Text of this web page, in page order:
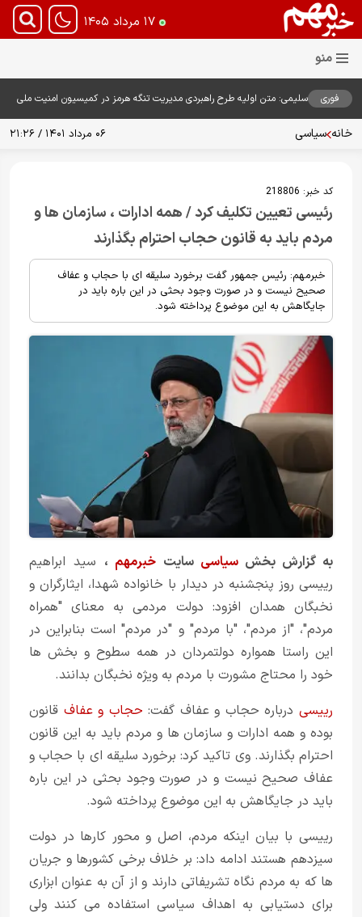
۱۷ مرداد ۱۴۰۵
فوری
سلیمی: متن اولیه طرح راهبردی مدیریت تنگه هرمز در کمیسیون امنیت ملی
خانه سیاسی ۰۶ مرداد ۱۴۰۱ / ۲۱:۲۶
کد خبر: 218806
رئیسی تعیین تکلیف کرد / همه ادارات ، سازمان ها و
مردم باید به قانون حجاب احترام بگذارند
خبرمهم: رئیس جمهور گفت برخورد سلیقه ای با حجاب و عفاف
صحیح نیست و در صورت وجود بحثی در این باره باید در
جایگاهش به این موضوع پرداخته شود.
به گزارش بخشسیاسی سایت خبرمهم ، سید ابراهیم
رییسی روز پنجشنبه در دیدار با خانواده شهدا، ایثارگران و
نخبگان همدان افزود: دولت مردمی به معنای "همراه
مردم"، "از مردم"، "با مردم" و "در مردم" است بنابراین در
این راستا همواره دولتمردان در همه سطوح و بخش ها
خود را محتاج مشورت با مردم به ویژه نخبگان بدانند.
رییسیدرباره حجاب و عفاف گفت: حجاب و عفاف قانون
بوده و همه ادارات و سازمان ها و مردم باید به این قانون
احترام بگذارند. وی تاکید کرد: برخورد سلیقه ای با حجاب و
عفاف صحیح نیست و در صورت وجود بحثی در این باره
باید در جایگاهش به این موضوع پرداخته شود.
رییسی با بیان اینکه مردم، اصل و محور کارها در دولت
سیزدهم هستند ادامه داد: بر خلاف برخی کشورها و جریان
ها که به مردم نگاه تشریفاتی دارند و از آن به عنوان ابزاری
برای دستیابی به اهداف سیاسی استفاده می کنند ولی